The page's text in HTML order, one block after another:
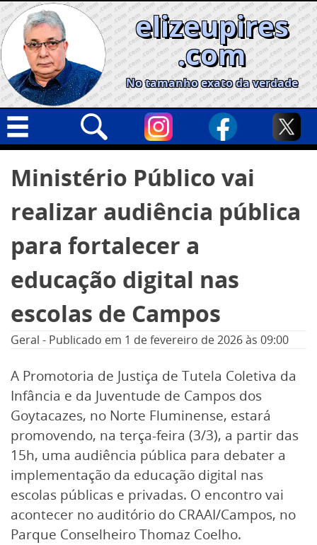
Skip
to
content
elizeupires
.com
No tamanho exato da verdade
Geral
Cidades
Nacional
Opinião
Informe especial
por:
Ministério Público vai
realizar audiência pública
para fortalecer a
educação digital nas
escolas de Campos
Geral - Publicado em 1 de fevereiro de 2026às 09:00
A Promotoria de Justiça de Tutela Coletiva da
Infância e da Juventude de Campos dos
Goytacazes, no Norte Fluminense, estará
promovendo, na terça-feira (3/3), a partir das
15h, uma audiência pública para debater a
implementação da educação digital nas
escolas públicas e privadas. O encontro vai
acontecer no auditório do CRAAI/Campos, no
Parque Conselheiro Thomaz Coelho.